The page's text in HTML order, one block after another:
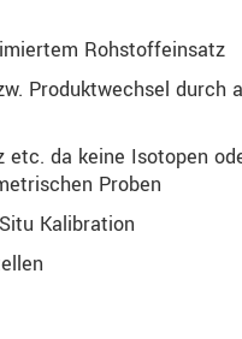
Rohstoffeinsatz
Produktwechsel durch
da keine Isotopen
Proben
Kalibration
Produktinnovationen
lesen Sie dazu unsere